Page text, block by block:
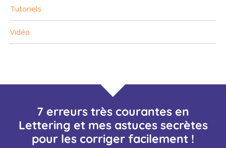
Tutoriels
Vidéo
7 erreurs très courantes en
Lettering et mes astuces secrètes
pour les corriger facilement !